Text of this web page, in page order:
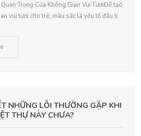
Trọng Của Không Gian Vui TươiĐể tạo
vui tươi cho trẻ, màu sắc là yếu tố đầu ti
NHỮNG LỖI THƯỜNG GẶP KHI
THỰ NÀY CHƯA?